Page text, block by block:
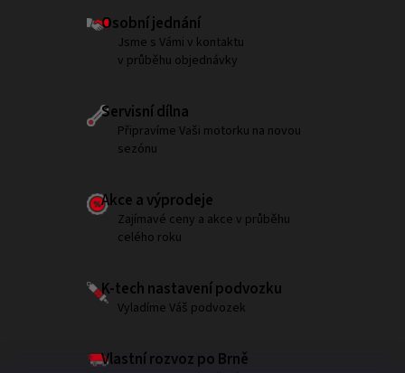
Osobní jednání
Jsme s Vámi v kontaktu
v průběhu objednávky
Servisní dílna
Připravíme Vaši motorku na novou
sezónu
Akce a výprodeje
Zajímavé ceny a akce v průběhu
celého roku
K-tech nastavení podvozku
Vyladíme Váš podvozek
Vlastní rozvoz po Brně